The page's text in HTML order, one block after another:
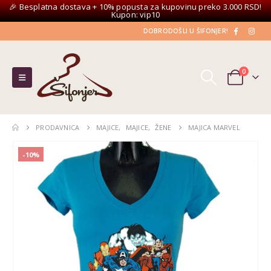
🎉 Besplatna dostava + 10% popusta za kupovinu preko 3.000 RSD!
Kupon: vip10
DOBRODOŠLI U ŠIFONJER!
0
PRODAVNICA MAJICE, MAJICE, ŽENE MAJICA MARVEL
-10%